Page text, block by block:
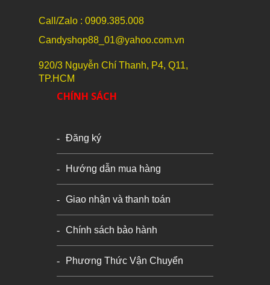
Call/Zalo : 0909.385.008
Candyshop88_01@yahoo.com.vn
920/3 Nguyễn Chí Thanh, P4, Q11,
TP.HCM
CHÍNH SÁCH
Đăng ký
Hướng dẫn mua hàng
Giao nhận và thanh toán
Chính sách bảo hành
Phương Thức Vận Chuyển